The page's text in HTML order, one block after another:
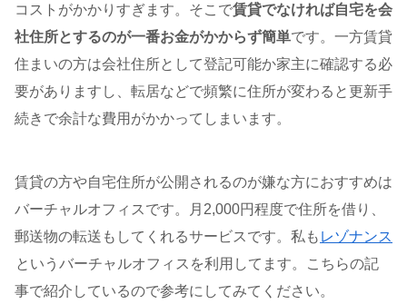
コストがかかりすぎます。そこで賃貸でなければ自宅を会
社住所とするのが一番お金がかからず簡単です。一方賃貸
住まいの方は会社住所として登記可能か家主に確認する必
要がありますし、転居などで頻繁に住所が変わると更新手
続きで余計な費用がかかってしまいます。
賃貸の方や自宅住所が公開されるのが嫌な方におすすめは
バーチャルオフィスです。月2,000円程度で住所を借り、
郵送物の転送もしてくれるサービスです。私も レゾナンス
というバーチャルオフィスを利用してます。こちらの記
事で紹介しているので参考にしてみてください。